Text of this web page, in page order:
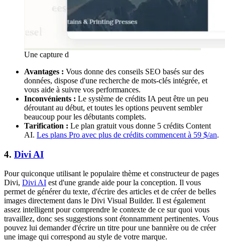
Une capture d
Avantages : Vous donne des conseils SEO basés sur des
données, dispose d'une recherche de mots-clés intégrée, et
vous aide à suivre vos performances.
Inconvénients : Le système de crédits IA peut être un peu
déroutant au début, et toutes les options peuvent sembler
beaucoup pour les débutants complets.
Tarification : Le plan gratuit vous donne 5 crédits Content
AI. Les plans Pro avec plus de crédits commencent à 59 $/an.
4. Divi AI
Pour quiconque utilisant le populaire thème et constructeur de pages
Divi, Divi AI est d'une grande aide pour la conception. Il vous
permet de générer du texte, d'écrire des articles et de créer de belles
images directement dans le Divi Visual Builder. Il est également
assez intelligent pour comprendre le contexte de ce sur quoi vous
travaillez, donc ses suggestions sont étonnamment pertinentes. Vous
pouvez lui demander d'écrire un titre pour une bannière ou de créer
une image qui correspond au style de votre marque.